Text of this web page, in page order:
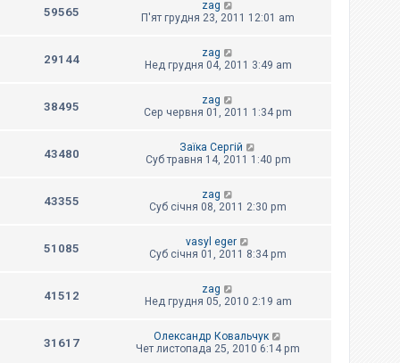
59565
zag
П'ят грудня 23, 2011 12:01 am
29144
zag
Нед грудня 04, 2011 3:49 am
38495
zag
Сер червня 01, 2011 1:34 pm
43480
Заїка Сергій
Суб травня 14, 2011 1:40 pm
43355
zag
Суб січня 08, 2011 2:30 pm
51085
vasyl eger
Суб січня 01, 2011 8:34 pm
41512
zag
Нед грудня 05, 2010 2:19 am
31617
Олександр Ковальчук
Чет листопада 25, 2010 6:14 pm